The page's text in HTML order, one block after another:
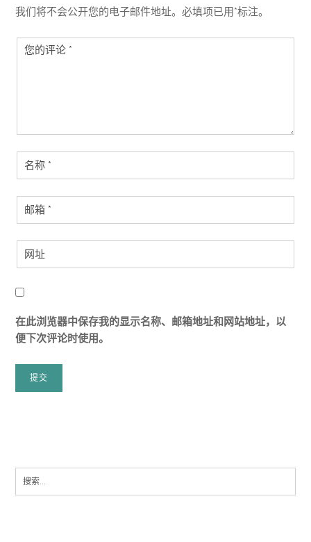
我们将不会公开您的电子邮件地址。必填项已用*标注。
在此浏览器中保存我的显示名称、邮箱地址和网站地址，以
便下次评论时使用。
Search